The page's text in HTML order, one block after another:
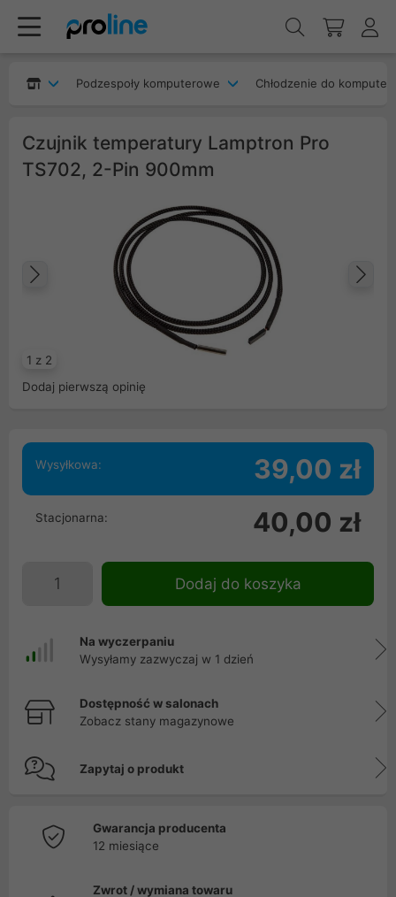
Podzespoły komputerowe Chłodzenie do
Czujnik temperatury Lamptron Pro
TS702, 2-Pin 900mm
1 z 2
Poprzedni
Dodaj pierwszą opinię
Wysyłkowa: 39,00 zł
Stacjonarna: 40,00 zł
Dodaj do koszyka
Na wyczerpaniu
Wysyłamy zazwyczaj w 1 dzień
Dostępność w salonach
Zobacz stany magazynowe
Zapytaj o produkt
Gwarancja producenta
12 miesiące
Zwrot / wymiana towaru